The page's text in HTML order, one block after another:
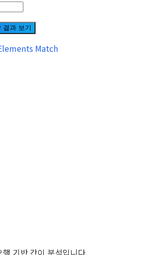
결과 보기
Match